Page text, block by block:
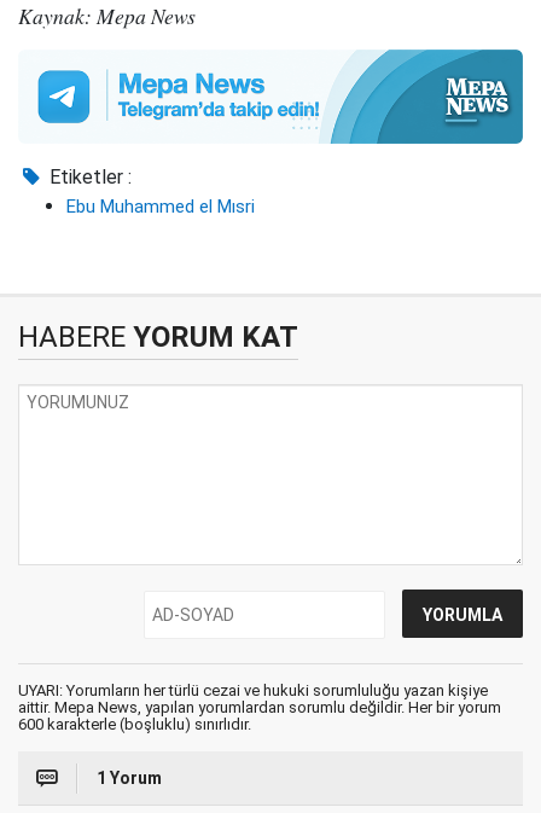
Kaynak: Mepa News
Etiketler :
Ebu Muhammed el Mısri
HABERE YORUM KAT
UYARI: Yorumların her türlü cezai ve hukuki sorumluluğu yazan kişiye
aittir. Mepa News, yapılan yorumlardan sorumlu değildir. Her bir yorum
600 karakterle (boşluklu) sınırlıdır.
1 Yorum